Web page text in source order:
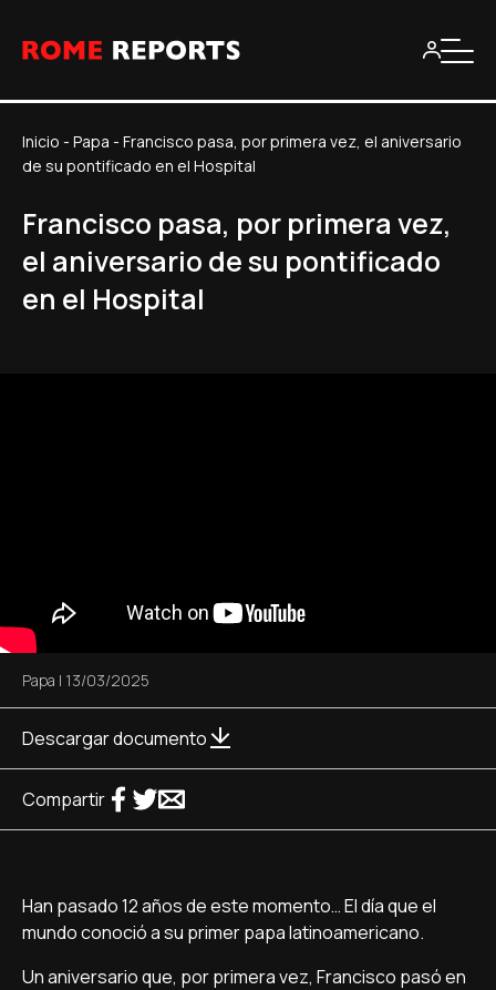
Inicio - Papa - Francisco pasa, por primera vez, el aniversario
de su pontificado en el Hospital
Francisco pasa, por primera vez,
el aniversario de su pontificado
en el Hospital
Papa | 13/03/2025
Descargar documento
Compartir
Han pasado 12 años de este momento… El día que el
mundo conoció a su primer papa latinoamericano.
Un aniversario que, por primera vez, Francisco pasó en